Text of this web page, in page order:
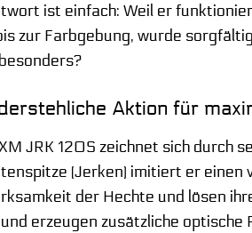
ist einfach: Weil er
zur Farbgebung, wurde
Aktion für
JRK 120S zeichnet sich durch
(Jerken) imitiert er einen
der Hechte und lösen
erzeugen zusätzliche optische